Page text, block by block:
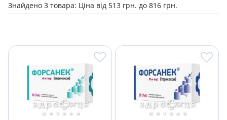
Знайдено 3 товара: Ціна від 513 грн. до 816 грн.